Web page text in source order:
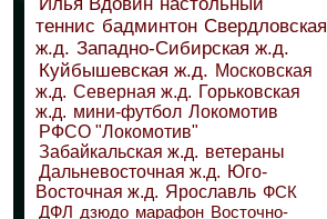
теннис бадминтон Свердловская
ж.д. Западно-Сибирская ж.д.
Куйбышевская ж.д. Московская
ж.д. Северная ж.д. Горьковская
ж.д. мини-футбол Локомотив
РФСО "Локомотив"
Забайкальская ж.д. ветераны
Дальневосточная ж.д. Юго-
Восточная ж.д. Ярославль ФСК
ДФЛ дзюдо марафон Восточно-